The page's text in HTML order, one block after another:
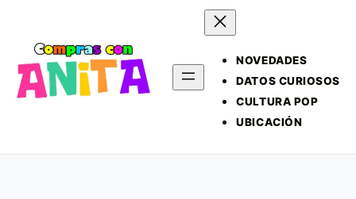
NOVEDADES
DATOS CURIOSOS
CULTURA POP
UBICACIÓN